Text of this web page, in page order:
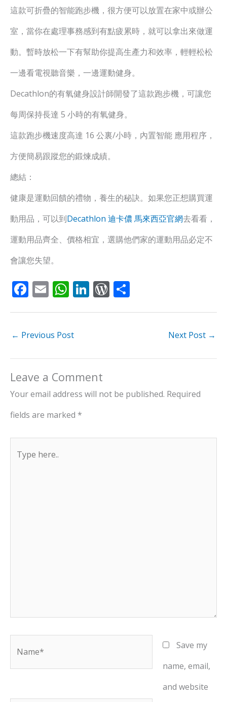
這款可折疊的智能跑步機，很方便可以放置在家中或辦公
室，當你在處理事務感到有點疲累時，就可以拿出來做運
動。暫時放松一下有幫助你提高生產力和效率，輕輕松松
一邊看電視聽音樂，一邊運動健身。
Decathlon的有氧健身設計師開發了這款跑步機，可讓您
每周保持長達 5 小時的有氧健身。
這款跑步機速度高達 16 公裏/小時，內置智能 應用程序，
方便簡易跟蹤您的鍛煉成績。
總結：
健康是運動回饋的禮物，養生的秘訣。如果您正想購買運
動用品，可以到Decathlon 迪卡儂 馬來西亞官網去看看，
運動用品齊全、價格相宜，選購他們家的運動用品必定不
會讓您失望。
F
b
o
o
k
E
l
W
s
A
p
p
Li
dI
n
W
e
← Previous Post Next Post →
Leave a Comment
Your email address will not be published. Required
fields are marked *
Save my
name, email,
and website